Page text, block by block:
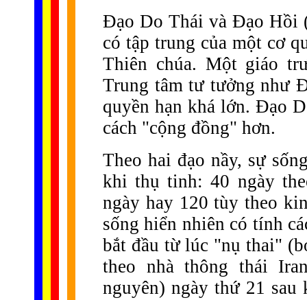
Đạo Do Thái và Đạo Hồi
có tập trung của một cơ
Thiên chúa. Một giáo
Trung tâm tư tưởng như
quyền hạn khá lớn. Đạo
cách "cộng đồng" hơn.
Theo hai đạo nầy, sự
khi thụ tinh: 40 ngày
ngày hay 120 tùy theo
sống hiển nhiên có tính
bắt đầu từ lúc "nụ thai"
theo nhà thông thái
nguyên) ngày thứ 21